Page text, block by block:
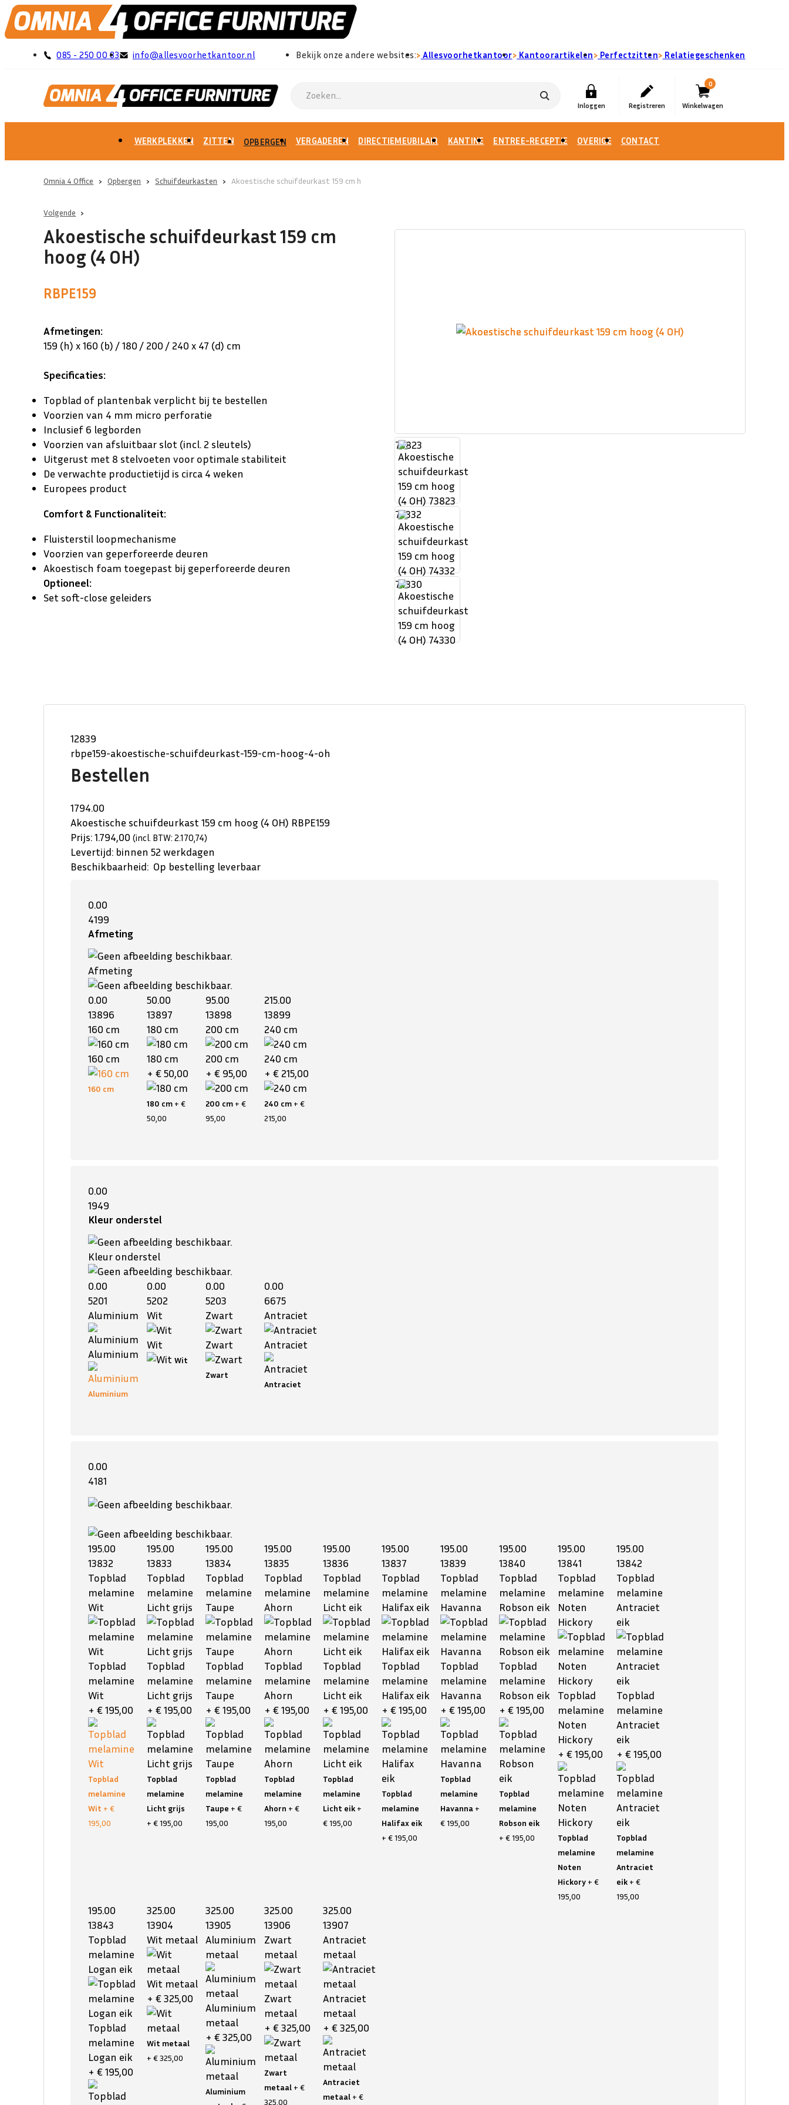
085 - 250 00 83 info@allesvoorhetkantoor.nl Bekijk onze andere websites:› Allesvoorhetkantoor› Kantoorartikelen› Perfectzitten› Relatiegeschenken
0
WERKPLEKKEN ZITTEN OPBERGEN VERGADEREN DIRECTIEMEUBILAIR KANTINE ENTREE-RECEPTIE OVERIGE CONTACT
Omnia 4 Office › Opbergen › Schuifdeurkasten › Akoestische schuifdeurkast 159 cm h
Volgende
Akoestische schuifdeurkast 159 cm
hoog (4 OH)
RBPE159
Afmetingen:
159 (h) x 160 (b) / 180 / 200 / 240 x 47 (d) cm
Specificaties:
Topblad of plantenbak verplicht bij te bestellen
Voorzien van 4 mm micro perforatie
Inclusief 6 legborden
Voorzien van afsluitbaar slot (incl. 2 sleutels)
Uitgerust met 8 stelvoeten voor optimale stabiliteit
De verwachte productietijd is circa 4 weken
Europees product
Comfort & Functionaliteit:
Fluisterstil loopmechanisme
Voorzien van geperforeerde deuren
Akoestisch foam toegepast bij geperforeerde deuren
Optioneel:
Set soft-close geleiders
73823
74332
74330
12839
rbpe159-akoestische-schuifdeurkast-159-cm-hoog-4-oh
Bestellen
1794.00
Akoestische schuifdeurkast 159 cm hoog (4 OH) RBPE159
Prijs: 1.794,00 (incl. BTW: 2.170,74)
Levertijd: binnen 52 werkdagen
Beschikbaarheid: Op bestelling leverbaar
0.00
4199
Afmeting
Afmeting
0.00
13896
160 cm
160 cm
160 cm
50.00
13897
180 cm
180 cm
+ € 50,00
180 cm + €
50,00
95.00
13898
200 cm
200 cm
+ € 95,00
200 cm + €
95,00
215.00
13899
240 cm
240 cm
+ € 215,00
240 cm + €
215,00
0.00
1949
Kleur onderstel
Kleur onderstel
0.00
5201
Aluminium
Aluminium
Aluminium
0.00
5202
Wit
Wit
Wit
0.00
5203
Zwart
Zwart
Zwart
0.00
6675
Antraciet
Antraciet
Antraciet
0.00
4181
195.00
13832
Topblad
melamine
Wit
Topblad
melamine
Wit
+ € 195,00
Topblad
melamine
Wit + €
195,00
195.00
13833
Topblad
melamine
Licht grijs
Topblad
melamine
Licht grijs
+ € 195,00
Topblad
melamine
Licht grijs
+ € 195,00
195.00
13834
Topblad
melamine
Taupe
Topblad
melamine
Taupe
+ € 195,00
Topblad
melamine
Taupe + €
195,00
195.00
13835
Topblad
melamine
Ahorn
Topblad
melamine
Ahorn
+ € 195,00
Topblad
melamine
Ahorn + €
195,00
195.00
13836
Topblad
melamine
Licht eik
Topblad
melamine
Licht eik
+ € 195,00
Topblad
melamine
Licht eik +
€ 195,00
195.00
13837
Topblad
melamine
Halifax eik
Topblad
melamine
Halifax eik
+ € 195,00
Topblad
melamine
Halifax eik
+ € 195,00
195.00
13839
Topblad
melamine
Havanna
Topblad
melamine
Havanna
+ € 195,00
Topblad
melamine
Havanna +
€ 195,00
195.00
13840
Topblad
melamine
Robson eik
Topblad
melamine
Robson eik
+ € 195,00
Topblad
melamine
Robson eik
+ € 195,00
195.00
13841
Topblad
melamine
Noten
Hickory
Topblad
melamine
Noten
Hickory
+ € 195,00
Topblad
melamine
Noten
Hickory + €
195,00
195.00
13842
Topblad
melamine
Antraciet
eik
Topblad
melamine
Antraciet
eik
+ € 195,00
Topblad
melamine
Antraciet
eik + €
195,00
195.00
13843
Topblad
melamine
Logan eik
Topblad
melamine
Logan eik
+ € 195,00
325.00
13904
Wit metaal
Wit metaal
+ € 325,00
Wit metaal
+ € 325,00
325.00
13905
Aluminium
metaal
Aluminium
metaal
+ € 325,00
Aluminium
325.00
13906
Zwart
metaal
Zwart
metaal
+ € 325,00
Zwart
metaal + €
325,00
325.00
13907
Antraciet
metaal
Antraciet
metaal
+ € 325,00
Antraciet
metaal + €